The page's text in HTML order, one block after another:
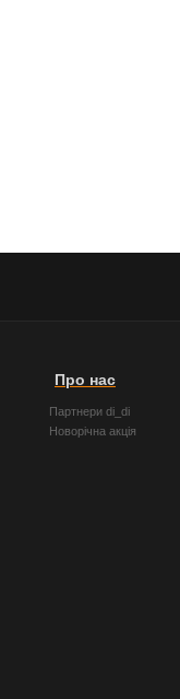
Про нас
Партнери di_di
Новорічна акція